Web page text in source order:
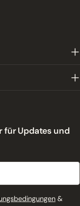
für Updates und
&